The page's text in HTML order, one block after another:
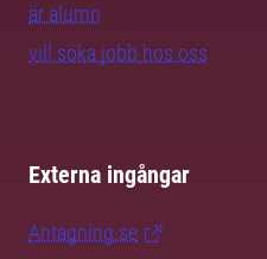
är alumn
vill söka jobb hos oss
Externa ingångar
Antagning.se